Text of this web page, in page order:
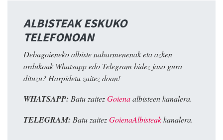
ALBISTEAK ESKUKO
TELEFONOAN
Debagoieneko albiste nabarmenenak eta azken
ordukoak Whatsapp edo Telegram bidez jaso gura
dituzu? Harpidetu zaitez doan!
WHATSAPP: Batu zaitezGoienaalbisteen kanalera.
TELEGRAM: Batu zaitezGoienaAlbisteakkanalera.